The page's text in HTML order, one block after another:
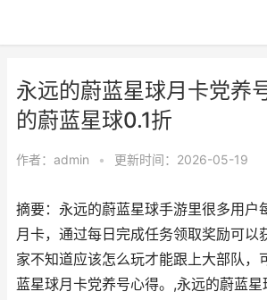
永远的蔚蓝星球月卡党养
的蔚蓝星球0.1折
作者： admin • 更新时间：2026-05-19
摘要：永远的蔚蓝星球手游里很多用户
月卡，通过每日完成任务领取奖励可以
家不知道应该怎么玩才能跟上大部队，
蓝星球月卡党养号心得。,永远的蔚蓝